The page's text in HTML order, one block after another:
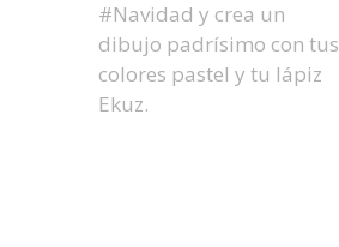
#Navidad y crea un
dibujo padrísimo con tus
colores pastel y tu lápiz
Ekuz.